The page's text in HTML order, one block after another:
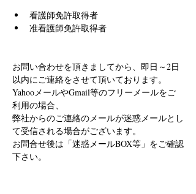
看護師免許取得者
准看護師免許取得者
お問い合わせを頂きましてから、即日～2日
以内にご連絡をさせて頂いております。
YahooメールやGmail等のフリーメールをご
利用の場合、
弊社からのご連絡のメールが迷惑メールとし
て受信される場合がございます。
お問合せ後は「迷惑メールBOX等」をご確認
下さい。